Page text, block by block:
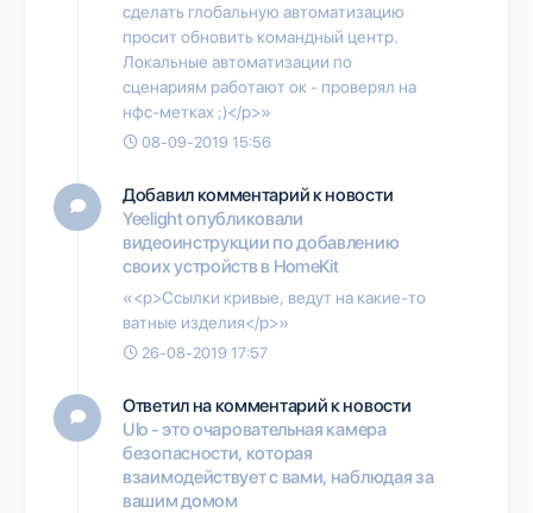
сделать глобальную автоматизацию
просит обновить командный центр.
Локальные автоматизации по
сценариям работают ок - проверял на
нфс-метках ;)</p>»
08-09-2019 15:56
Добавил комментарий к новости
Yeelight опубликовали
видеоинструкции по добавлению
своих устройств в HomeKit
«<p>Ссылки кривые, ведут на какие-то
ватные изделия</p>»
26-08-2019 17:57
Ответил на комментарий к новости
Ulo - это очаровательная камера
безопасности, которая
взаимодействует с вами, наблюдая за
вашим домом